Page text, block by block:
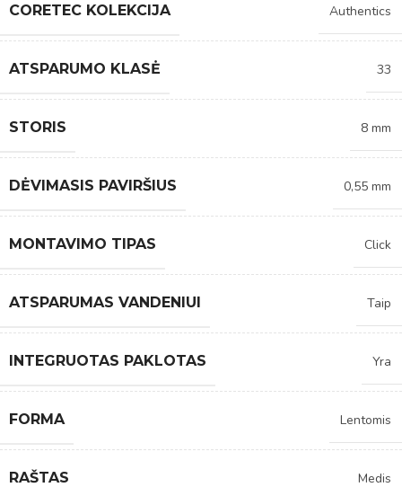
CORETEC KOLEKCIJA Authentics
ATSPARUMO KLASĖ 33
STORIS 8 mm
DĖVIMASIS PAVIRŠIUS 0,55 mm
MONTAVIMO TIPAS Click
ATSPARUMAS VANDENIUI Taip
INTEGRUOTAS PAKLOTAS Yra
FORMA Lentomis
RAŠTAS Medis